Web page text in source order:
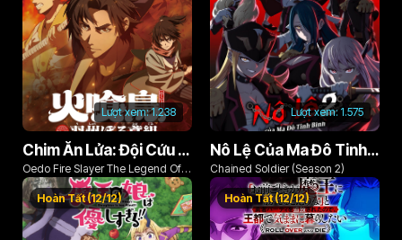
Lượt xem:1.238
Chim Ăn Lửa: Đội Cứu Hỏa Rách Rưới Vùng Ushu
Oedo Fire Slayer The Legend Of
Phoenix
Lượt xem: 1.575
Nô Lệ Của Ma Đô Tinh Binh (Phần 2)
Chained Soldier (Season 2)
Hoàn Tất (12/12) Hoàn Tất (12/12)